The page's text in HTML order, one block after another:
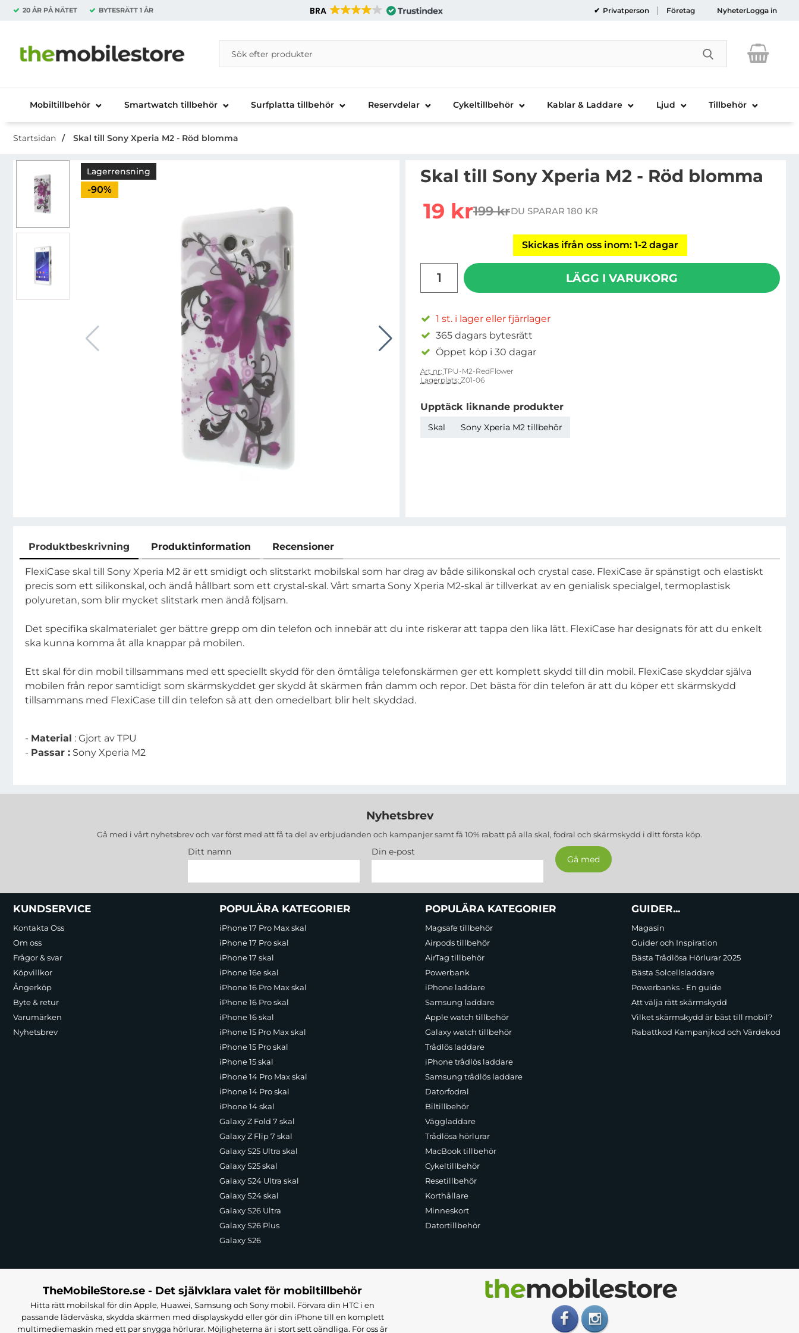
20 ÅR PÅ NÄTET BYTESRÄTT 1 ÅR BRA Privatperson Företag NyheterLogga in
Startsidan för Danira Telecom AB
Sök
Sök på Danira Telecom AB
Genomför
Mobiltillbehör Smartwatch tillbehör Surfplatta tillbehör Reservdelar Cykeltillbehör Kablar & Laddare Ljud Tillbehör
Startsidan Skal till Sony Xperia M2 - Röd blomma
Lagerrensning
Priset är nedsatt med
-90%
Skal till Sony Xperia M2 - Röd blomma
rea pris
19 krtidigare pris
199 krDU SPARAR 180 KR
Skickas ifrån oss inom: 1-2 dagar
LÄGG I VARUKORG
1 st. i lager eller fjärrlager
365 dagars bytesrätt
Öppet köp i 30 dagar
Art nr: TPU-M2-RedFlower
Lagerplats: Z01-06
Upptäck liknande produkter
Skal Sony Xperia M2 tillbehör
Produktbeskrivning Produktinformation Recensioner
Produktbeskrivning
FlexiCase skal till Sony Xperia M2 är ett smidigt och slitstarkt mobilskal som har drag av både silikonskal och crystal case. FlexiCase är spänstigt och elastiskt
precis som ett silikonskal, och ändå hållbart som ett crystal-skal. Vårt smarta Sony Xperia M2-skal är tillverkat av en genialisk specialgel, termoplastisk
polyuretan, som blir mycket slitstark men ändå följsam.
Det specifika skalmaterialet ger bättre grepp om din telefon och innebär att du inte riskerar att tappa den lika lätt. FlexiCase har designats för att du enkelt
ska kunna komma åt alla knappar på mobilen.
Ett skal för din mobil tillsammans med ett speciellt skydd för den ömtåliga telefonskärmen ger ett komplett skydd till din mobil. FlexiCase skyddar själva
mobilen från repor samtidigt som skärmskyddet ger skydd åt skärmen från damm och repor. Det bästa för din telefon är att du köper ett skärmskydd
tillsammans med FlexiCase till din telefon så att den omedelbart blir helt skyddad.
- Material : Gjort av TPU
- Passar : Sony Xperia M2
Nyhetsbrev
Gå med i vårt nyhetsbrev och var först med att få ta del av erbjudanden och kampanjer samt få 10% rabatt på alla skal, fodral och skärmskydd i ditt första köp.
Ditt namn Din e-post
Sidfot Blandad info och länkar
KUNDSERVICE
Kontakta Oss
Om oss
Frågor & svar
Köpvillkor
Ångerköp
Byte & retur
Varumärken
Nyhetsbrev
POPULÄRA KATEGORIER
iPhone 17 Pro Max skal
iPhone 17 Pro skal
iPhone 17 skal
iPhone 16e skal
iPhone 16 Pro Max skal
iPhone 16 Pro skal
iPhone 16 skal
iPhone 15 Pro Max skal
iPhone 15 Pro skal
iPhone 15 skal
iPhone 14 Pro Max skal
iPhone 14 Pro skal
iPhone 14 skal
Galaxy Z Fold 7 skal
Galaxy Z Flip 7 skal
Galaxy S25 Ultra skal
Galaxy S25 skal
Galaxy S24 Ultra skal
Galaxy S24 skal
Galaxy S26 Ultra
Galaxy S26 Plus
Galaxy S26
POPULÄRA KATEGORIER
Magsafe tillbehör
Airpods tillbehör
AirTag tillbehör
Powerbank
iPhone laddare
Samsung laddare
Apple watch tillbehör
Galaxy watch tillbehör
Trådlös laddare
iPhone trådlös laddare
Samsung trådlös laddare
Datorfodral
Biltillbehör
Väggladdare
Trådlösa hörlurar
MacBook tillbehör
Cykeltillbehör
Resetillbehör
Korthållare
Minneskort
Datortillbehör
GUIDER...
Magasin
Guider och Inspiration
Bästa Trådlösa Hörlurar 2025
Bästa Solcellsladdare
Powerbanks - En guide
Att välja rätt skärmskydd
Vilket skärmskydd är bäst till mobil?
Rabattkod Kampanjkod och Värdekod
TheMobileStore.se - Det självklara valet för mobiltillbehör
Hitta rätt mobilskal för din Apple, Huawei, Samsung och Sony mobil. Förvara din HTC i en
passande läderväska, skydda skärmen med displayskydd eller gör din iPhone till en komplett
multimediemaskin med ett par snygga hörlurar. Möjligheterna är i stort sett oändliga. För oss är